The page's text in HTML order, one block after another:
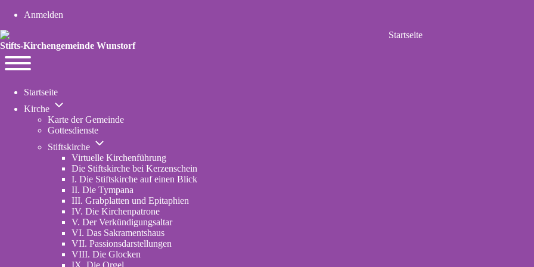
User account menu
Anmelden
Stifts-Kirchengemeinde Wunstorf
Navigation
Startseite
Kirche
Unternavigation von Kirche
Karte der Gemeinde
Gottesdienste
Stiftskirche
Unternavigation von Stiftskirche
Virtuelle Kirchenführung
Die Stiftskirche bei Kerzenschein
I. Die Stiftskirche auf einen Blick
II. Die Tympana
III. Grabplatten und Epitaphien
IV. Die Kirchenpatrone
V. Der Verkündigungsaltar
VI. Das Sakramentshaus
VII. Passionsdarstellungen
VIII. Die Glocken
IX. Die Orgel